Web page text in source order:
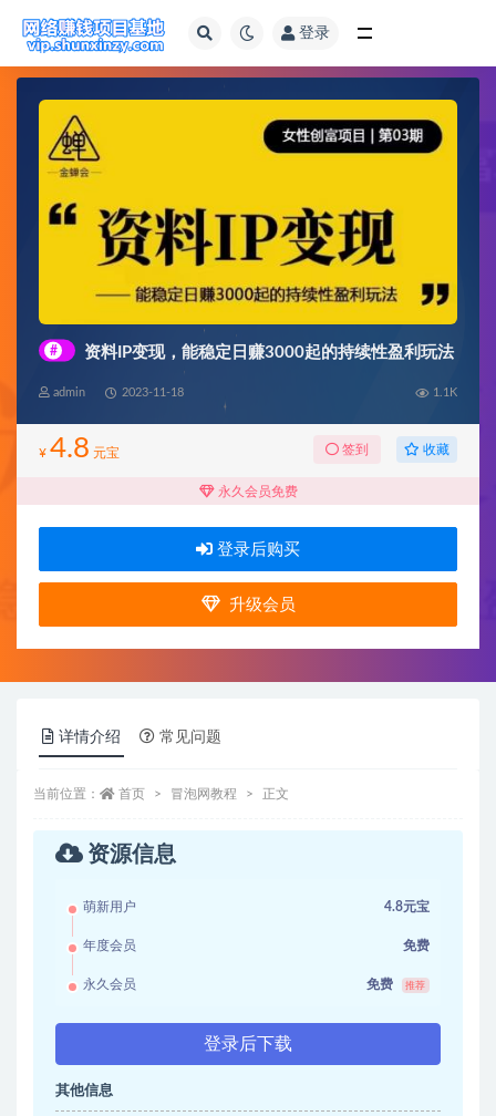
登录
# 资料IP变现，能稳定日赚3000起的持续性盈利玩法
admin 2023-11-18 1.1K
¥ 4.8 元宝 签到 收藏
永久会员免费
登录后购买
升级会员
详情介绍 常见问题
当前位置： 首页 冒泡网教程 正文
资源信息
萌新用户 4.8元宝
年度会员 免费
永久会员 免费 推荐
登录后下载
其他信息